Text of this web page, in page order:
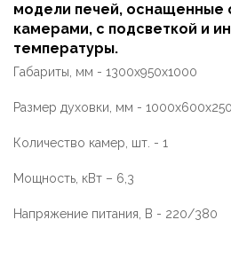
модели печей, оснащенные
камерами, с подсветкой и
температуры.
Габариты, мм - 1300х950х1000
Размер духовки, мм - 1000х600х250
Количество камер, шт. - 1
Мощность, кВт – 6,3
Напряжение питания, В - 220/380